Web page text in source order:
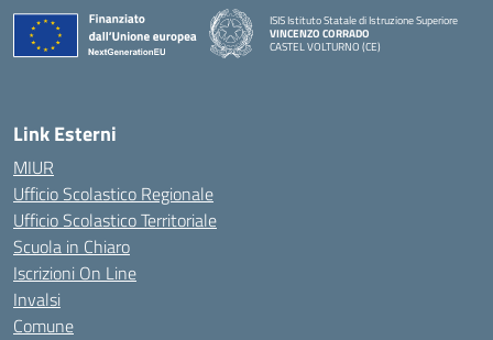
ISIS Istituto Statale di Istruzione Superiore
VINCENZO CORRADO
CASTEL VOLTURNO (CE)
Link Esterni
MIUR
Ufficio Scolastico Regionale
Ufficio Scolastico Territoriale
Scuola in Chiaro
Iscrizioni On Line
Invalsi
Comune